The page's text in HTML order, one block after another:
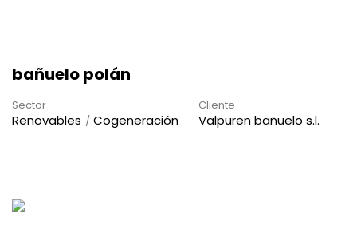
bañuelo polán
Sector
Renovables Cogeneración
Cliente
Valpuren bañuelo s.l.